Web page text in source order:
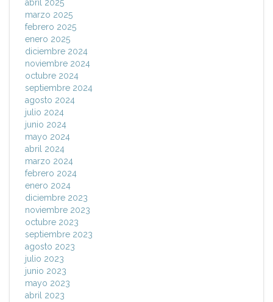
abril 2025
marzo 2025
febrero 2025
enero 2025
diciembre 2024
noviembre 2024
octubre 2024
septiembre 2024
agosto 2024
julio 2024
junio 2024
mayo 2024
abril 2024
marzo 2024
febrero 2024
enero 2024
diciembre 2023
noviembre 2023
octubre 2023
septiembre 2023
agosto 2023
julio 2023
junio 2023
mayo 2023
abril 2023